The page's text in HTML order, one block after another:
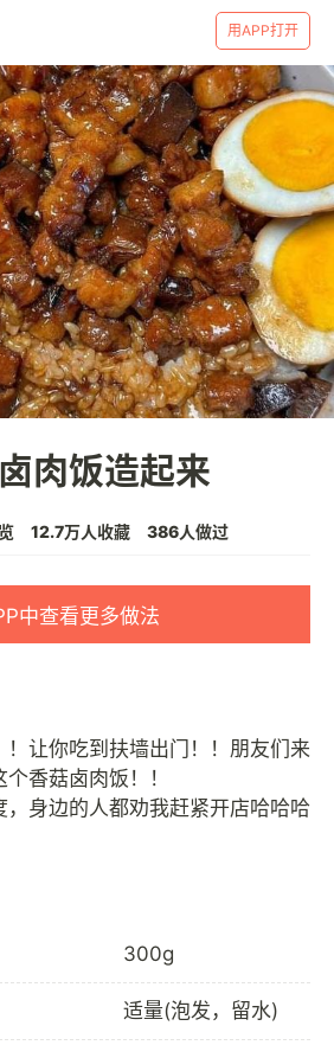
用APP打开
肉饭造起来
12.7万人收藏 386人做过
中查看更多做法
！让你吃到扶墙出门！！朋友们来
香菇卤肉饭！！
，身边的人都劝我赶紧开店哈哈哈
300g
适量(泡发，留水)